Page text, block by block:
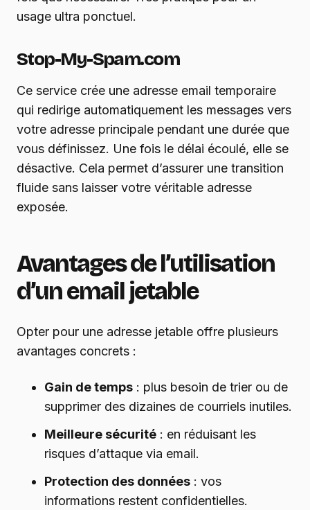
usage ultra ponctuel.
Stop-My-Spam.com
Ce service crée une adresse email temporaire
qui redirige automatiquement les messages vers
votre adresse principale pendant une durée que
vous définissez. Une fois le délai écoulé, elle se
désactive. Cela permet d’assurer une transition
fluide sans laisser votre véritable adresse
exposée.
Avantages de l’utilisation
d’un email jetable
Opter pour une adresse jetable offre plusieurs
avantages concrets :
Gain de temps : plus besoin de trier ou de
supprimer des dizaines de courriels inutiles.
Meilleure sécurité : en réduisant les
risques d’attaque via email.
Protection des données : vos
informations restent confidentielles.